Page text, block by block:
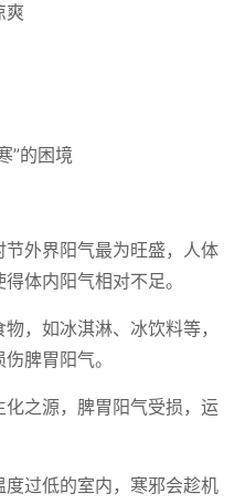
爽
”的困境
外界阳气最为旺盛，人体
体内阳气相对不足。
，如冰淇淋、冰饮料等，
脾胃阳气。
之源，脾胃阳气受损，运
过低的室内，寒邪会趁机